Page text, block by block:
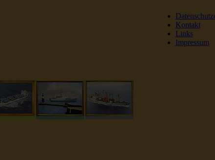
Kontakt
Links
Impressum